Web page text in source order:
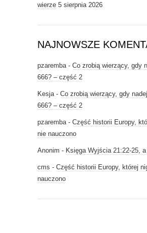
wierze 5 sierpnia 2026
NAJNOWSZE
pzaremba - Co zrobią wierzący, gdy
666? – część 2
Kesja - Co zrobią wierzący, gdy
666? – część 2
pzaremba - Część historii Europy,
nie nauczono
Anonim - Księga Wyjścia 21:22-25,
cms - Część historii Europy, której
nauczono